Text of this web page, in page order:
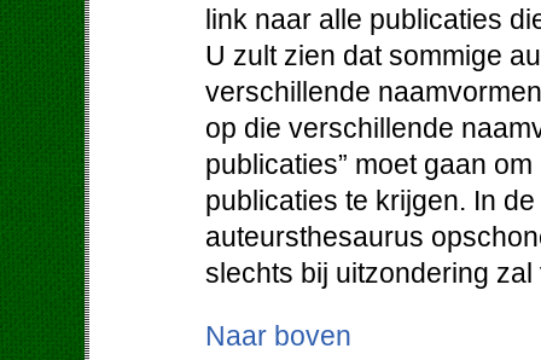
link naar alle publicaties
U zult zien dat sommige
verschillende
op die verschillende
publicaties” moet gaan
publicaties te krijgen. In
auteursthesaurus
slechts bij uitzondering
Naar boven